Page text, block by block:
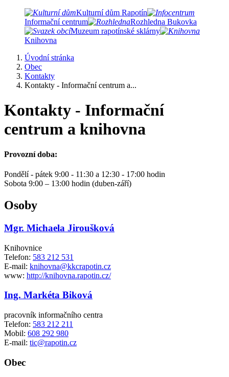
Kulturní dům Rapotín
Informační centrum
Rozhledna Bukovka
Muzeum rapotínské sklárny
Knihovna
Úvodní stránka
Obec
Kontakty
Kontakty - Informační centrum a...
Kontakty - Informační
centrum a knihovna
Provozní doba:
Pondělí - pátek 9:00 - 11:30 a 12:30 - 17:00 hodin
Sobota 9:00 – 13:00 hodin (duben-září)
Osoby
Mgr. Michaela Jiroušková
Knihovnice
Telefon: 583 212 531
E-mail: knihovna@kkcrapotin.cz
www: http://knihovna.rapotin.cz/
Ing. Markéta Biková
pracovník informačního centra
Telefon: 583 212 211
Mobil: 608 292 980
E-mail: tic@rapotin.cz
Obec